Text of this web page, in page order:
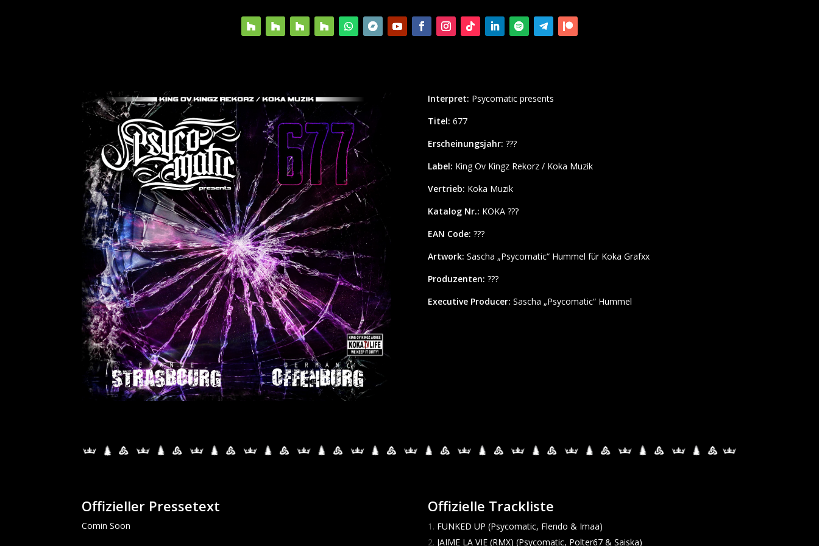
Interpret: Psycomatic presents
Titel: 677
Erscheinungsjahr: ???
Label: King Ov Kingz Rekorz / Koka Muzik
Vertrieb: Koka Muzik
Katalog Nr.: KOKA ???
EAN Code: ???
Artwork: Sascha „Psycomatic“ Hummel für Koka Grafxx
Produzenten: ???
Executive Producer: Sascha „Psycomatic“ Hummel
Offizieller Pressetext
Comin Soon
Offizielle Trackliste
FUNKED UP (Psycomatic, Flendo & Imaa)
JAIME LA VIE (RMX) (Psycomatic, Polter67 & Saiska)